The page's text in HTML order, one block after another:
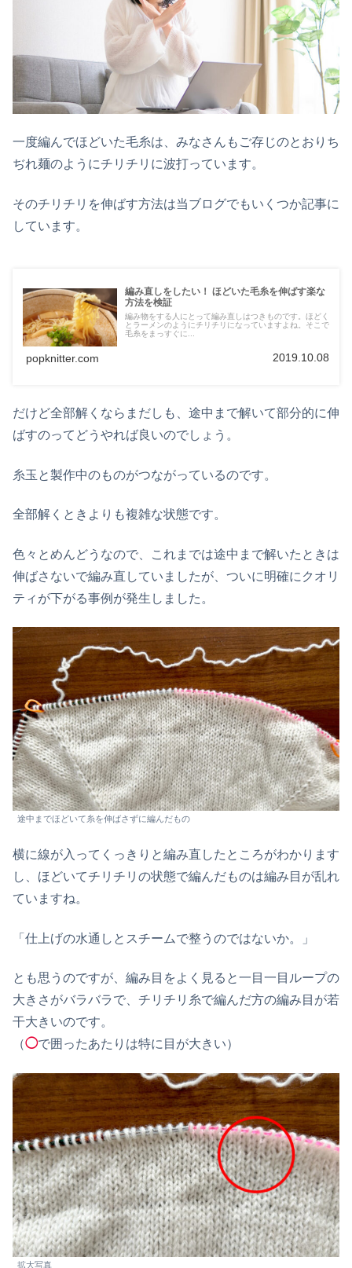
一度編んでほどいた毛糸は、みなさんもご存じのとおりち
ぢれ麺のようにチリチリに波打っています。
そのチリチリを伸ばす方法は当ブログでもいくつか記事に
しています。
編み直しをしたい！ ほどいた毛糸を伸ばす楽な
方法を検証
編み物をする人にとって編み直しはつきものです。ほどく
とラーメンのようにチリチリになっていますよね。そこで
毛糸をまっすぐに...
popknitter.com 2019.10.08
だけど全部解くならまだしも、途中まで解いて部分的に伸
ばすのってどうやれば良いのでしょう。
糸玉と製作中のものがつながっているのです。
全部解くときよりも複雑な状態です。
色々とめんどうなので、これまでは途中まで解いたときは
伸ばさないで編み直していましたが、ついに明確にクオリ
ティが下がる事例が発生しました。
途中までほどいて糸を伸ばさずに編んだもの
横に線が入ってくっきりと編み直したところがわかります
し、ほどいてチリチリの状態で編んだものは編み目が乱れ
ていますね。
「仕上げの水通しとスチームで整うのではないか。」
とも思うのですが、編み目をよく見ると一目一目ループの
大きさがバラバラで、チリチリ糸で編んだ方の編み目が若
干大きいのです。
（◯で囲ったあたりは特に目が大きい）
拡大写真